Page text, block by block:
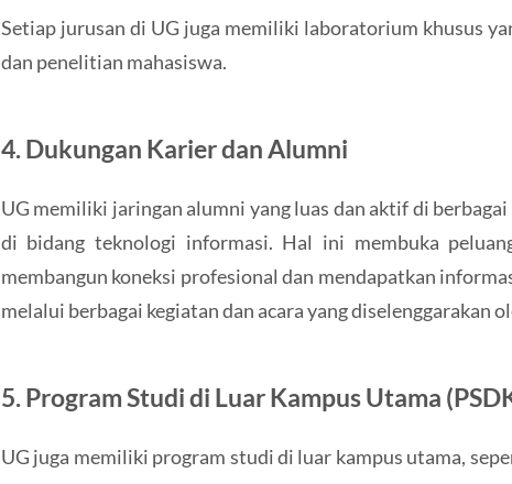
Setiap jurusan di UG juga memiliki laboratorium khusus
dan penelitian mahasiswa.
4.Dukungan Karier dan Alumni
UG memiliki jaringan alumni yang luas dan aktif di
di bidang teknologi informasi. Hal ini membuka
membangun koneksi profesional dan mendapatkan
melalui berbagai kegiatan dan acara yang diselenggarakan
5.Program Studi di Luar Kampus Utama
UG juga memiliki program studi di luar kampus utama,